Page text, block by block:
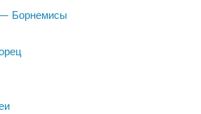
Борнемисы